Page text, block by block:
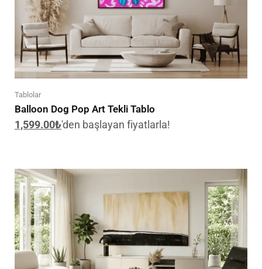
Tablolar
Balloon Dog Pop Art Tekli Tablo
1,599.00₺'den başlayan fiyatlarla!